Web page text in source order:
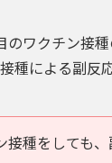
のワクチン接
種による副反
接種をしても